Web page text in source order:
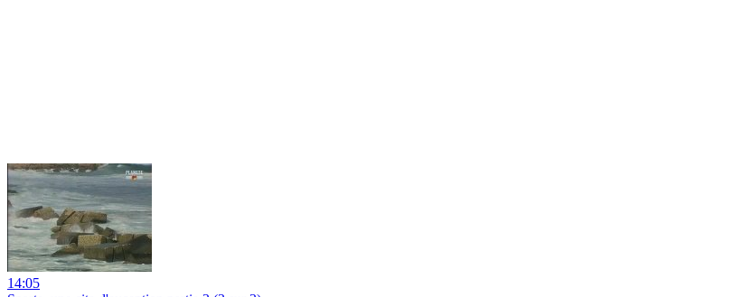
14:05